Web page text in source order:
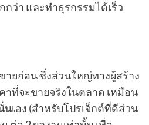
ว่า และทำธุรกรรมได้เร็ว
ายก่อน ซึ่งส่วนใหญ่ทางผู้สร้าง
าที่จะขายจริงในตลาด เหมือน
เอง (สำหรับโปรเจ็กต์ที่ดีส่วน